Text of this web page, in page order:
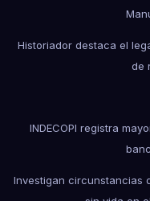
Historiador destaca el
de
INDECOPI registra
Investigan circunstancias